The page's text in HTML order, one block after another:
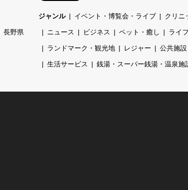
長野県
ジャンル イベント・博覧会・ライブ クリニ
ニュース ビジネス ペット・癒し ライ
ランドマーク・観光地 レジャー 公共施設
生活サービス 銭湯・スーパー銭湯・温泉施